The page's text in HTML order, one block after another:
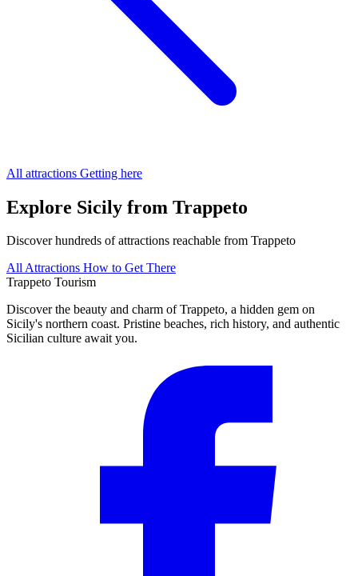
All attractions Getting here
Explore Sicily from Trappeto
Discover hundreds of attractions reachable from Trappeto
All Attractions How to Get There
Trappeto Tourism
Discover the beauty and charm of Trappeto, a hidden gem on
Sicily's northern coast. Pristine beaches, rich history, and authentic
Sicilian culture await you.